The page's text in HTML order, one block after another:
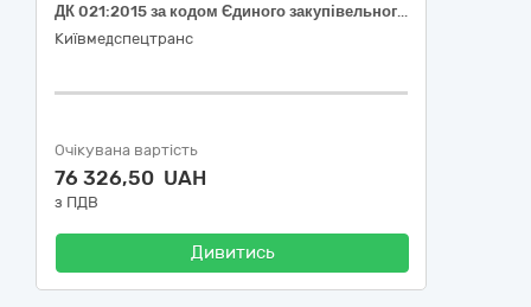
ДК 021:2015 за кодом Єдиного закупівельного словника (CPV): 33760000-5 Туалетний папір, носові хустинки, рушники для рук і серветки (Туалетний папір, серветки столові, паперові рушники, серветки косметичні та вологі серветки)
Київмедспецтранс
Очікувана вартість
76 326,50 UAH
з ПДВ
Дивитись